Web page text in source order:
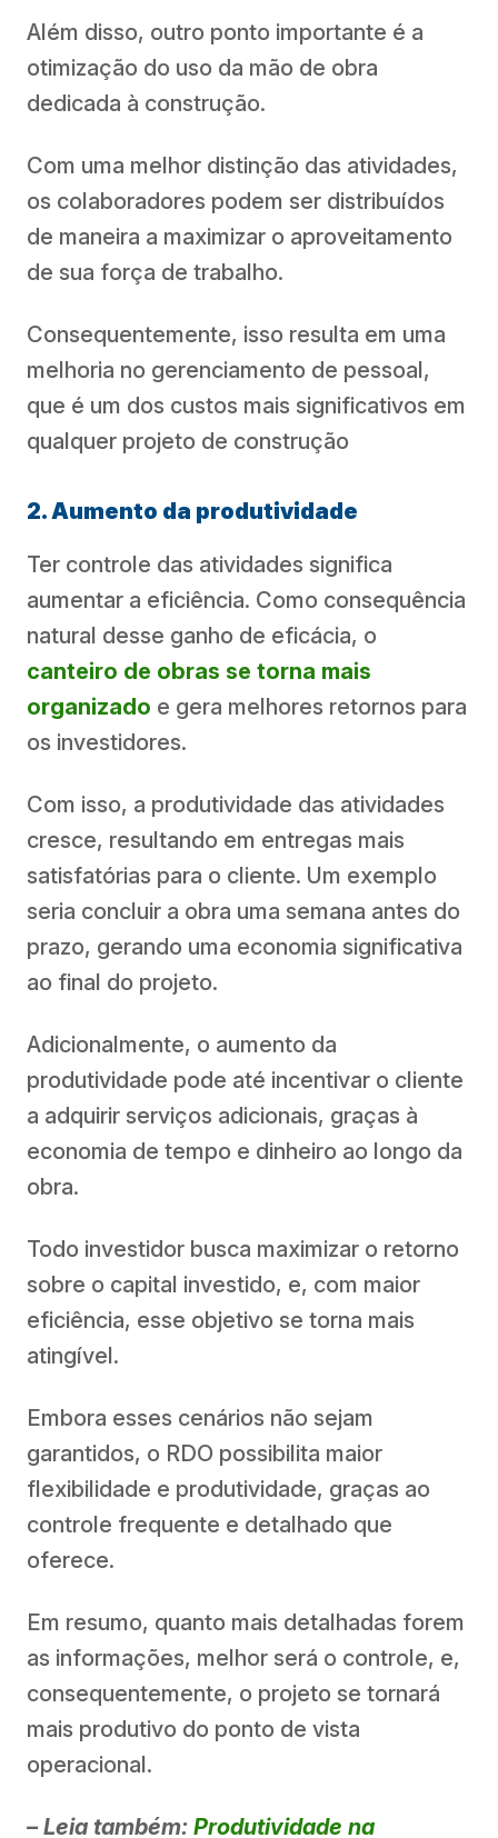
Além disso, outro ponto importante é a
otimização do uso da mão de obra
dedicada à construção.
Com uma melhor distinção das atividades,
os colaboradores podem ser distribuídos
de maneira a maximizar o aproveitamento
de sua força de trabalho.
Consequentemente, isso resulta em uma
melhoria no gerenciamento de pessoal,
que é um dos custos mais significativos em
qualquer projeto de construção
2. Aumento da produtividade
Ter controle das atividades significa
aumentar a eficiência. Como consequência
natural desse ganho de eficácia, o
canteiro de obras se torna mais
organizado e gera melhores retornos para
os investidores.
Com isso, a produtividade das atividades
cresce, resultando em entregas mais
satisfatórias para o cliente. Um exemplo
seria concluir a obra uma semana antes do
prazo, gerando uma economia significativa
ao final do projeto.
Adicionalmente, o aumento da
produtividade pode até incentivar o cliente
a adquirir serviços adicionais, graças à
economia de tempo e dinheiro ao longo da
obra.
Todo investidor busca maximizar o retorno
sobre o capital investido, e, com maior
eficiência, esse objetivo se torna mais
atingível.
Embora esses cenários não sejam
garantidos, o RDO possibilita maior
flexibilidade e produtividade, graças ao
controle frequente e detalhado que
oferece.
Em resumo, quanto mais detalhadas forem
as informações, melhor será o controle, e,
consequentemente, o projeto se tornará
mais produtivo do ponto de vista
operacional.
– Leia também: Produtividade na